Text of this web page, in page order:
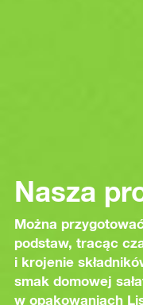
Nasza
Można
podstaw, tracąc
i krojenie
smak domowej
w opakowaniach